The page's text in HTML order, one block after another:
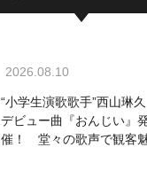
2026.08.10
“小学生演歌歌手”西山琳
デビュー曲『おんじい』
催！ 堂々の歌声で観客